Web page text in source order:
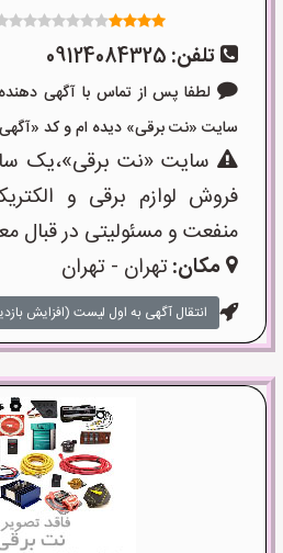
تلفن: 09124084325
لطفا پس از تماس با آگهی
سایت «نت برقی» دیده ام و کد «آگهی-180» را اعلام
سایت «نت برقی»،یک
فروش لوازم برقی و
منفعت و مسئولیتی در قبال
مکان:تهران - تهران
انتقال آگهی به اول لیست (افزایش